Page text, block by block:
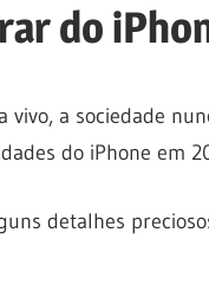
do
vivo, a sociedade
do iPhone em
detalhes